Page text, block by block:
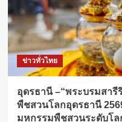
ข่าวทั่วไทย
อุดรธานี –“พระบรมสา
พืชสวนโลกอุดรธานี
มหกรรมพืชสวนระดับโล